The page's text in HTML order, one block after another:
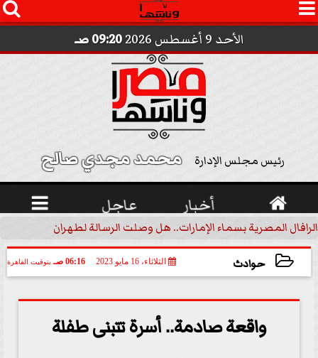
 
الأحد 9 أغسطس 2026 09:20 صـ
رئيس مجلس الإدارة محمد مجدي صالح
 أخبار عاجل 
الرافال المصرية بسماء الإمارات.. هل وصلت الرسالة لطهران؟..
حوادث الثلاثاء، 16 مايو 2023 06:16 صـ بتوقيت القاهرة
واقعة صادمة.. أسرة تتبنى طفلة